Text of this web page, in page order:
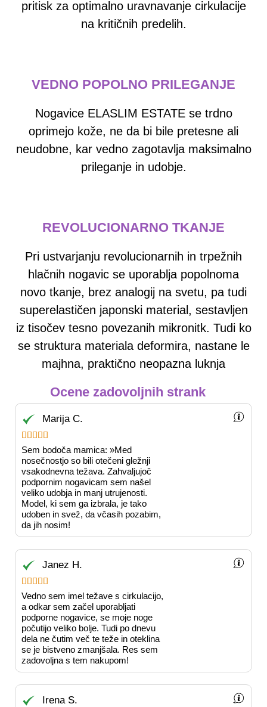
pritisk za optimalno uravnavanje cirkulacije
na kritičnih predelih.
VEDNO POPOLNO PRILEGANJE
Nogavice ELASLIM ESTATE se trdno
oprimejo kože, ne da bi bile pretesne ali
neudobne, kar vedno zagotavlja maksimalno
prileganje in udobje.
REVOLUCIONARNO TKANJE
Pri ustvarjanju revolucionarnih in trpežnih
hlačnih nogavic se uporablja popolnoma
novo tkanje, brez analogij na svetu, pa tudi
superelastičen japonski material, sestavljen
iz tisočev tesno povezanih mikronitk. Tudi ko
se struktura materiala deformira, nastane le
majhna, praktično neopazna luknja
Ocene zadovoljnih strank
Marija C.
    
Sem bodoča mamica: »Med
nosečnostjo so bili otečeni gležnji
vsakodnevna težava. Zahvaljujoč
podpornim nogavicam sem našel
veliko udobja in manj utrujenosti.
Model, ki sem ga izbrala, je tako
udoben in svež, da včasih pozabim,
da jih nosim!
Janez H.
    
Vedno sem imel težave s cirkulacijo,
a odkar sem začel uporabljati
podporne nogavice, se moje noge
počutijo veliko bolje. Tudi po dnevu
dela ne čutim več te teže in oteklina
se je bistveno zmanjšala. Res sem
zadovoljna s tem nakupom!
Irena S.